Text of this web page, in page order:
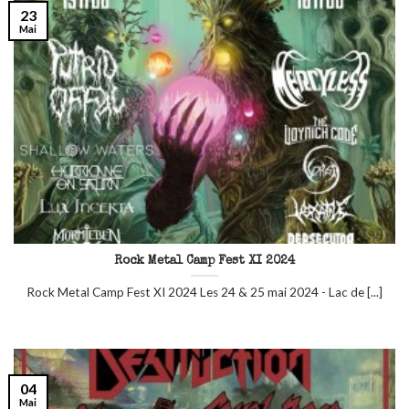
Rock Metal Camp Fest XI 2024
Rock Metal Camp Fest XI 2024 Les 24 & 25 mai 2024 - Lac de [...]
23
Mai
04
Mai